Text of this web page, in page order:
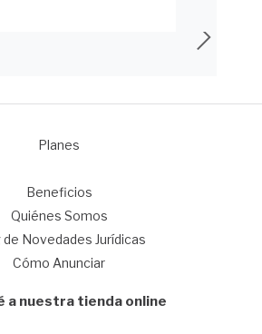
Planes
Beneficios
Quiénes Somos
de Novedades Jurídicas
Cómo Anunciar
a nuestra tienda online